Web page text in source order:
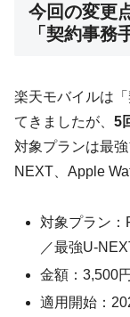
今回の変更
「契約事務
楽天モバイルは
てきましたが、 5
対象プランは最
NEXT、Apple
対象プラン：
／最強U-
金額：3,500
適用開始：